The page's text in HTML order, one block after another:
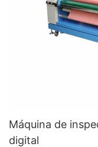
Máquina de
digital